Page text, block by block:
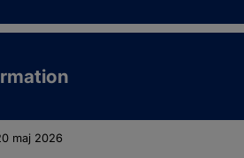
maj 2026